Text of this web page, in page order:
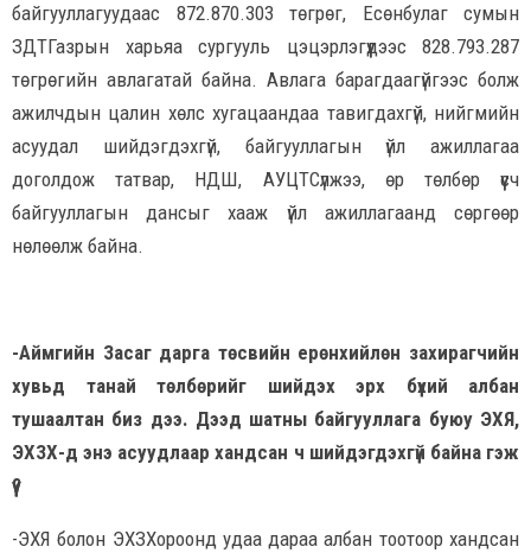
байгууллагуудаас 872.870.303 төгрөг, Есөнбулаг сумын
ЗДТГазрын харьяа сургууль цэцэрлэгүүдээс 828.793.287
төгрөгийн авлагатай байна. Авлага барагдаагүйгээс болж
ажилчдын цалин хөлс хугацаандаа тавигдахгүй, нийгмийн
асуудал шийдэгдэхгүй, байгууллагын үйл ажиллагаа
доголдож татвар, НДШ, АУЦТСүлжээ, өр төлбөр үүсч
байгууллагын дансыг хааж үйл ажиллагаанд сөргөөр
нөлөөлж байна.
-Аймгийн Засаг дарга төсвийн ерөнхийлөн захирагчийн
хувьд танай төлбөрийг шийдэх эрх бүхий албан
тушаалтан биз дээ. Дээд шатны байгууллага буюу ЭХЯ,
ЭХЗХ-д энэ асуудлаар хандсан ч шийдэгдэхгүй байна гэж
үү?
-ЭХЯ болон ЭХЗХороонд удаа дараа албан тоотоор хандсан